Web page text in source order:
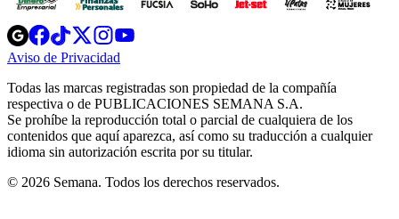
Opens
in
new
Opens
in
new
Opens
in
new
window
Opens
new
windowwindow
Aviso de Privacidad
new
window
Todas las marcas registradas son propiedad de la compañía
respectiva o de PUBLICACIONES SEMANA S.A.
Se prohíbe la reproducción total o parcial de cualquiera de los
contenidos que aquí aparezca, así como su traducción a cualquier
idioma sin autorización escrita por su titular.
© 2026 Semana. Todos los derechos reservados.